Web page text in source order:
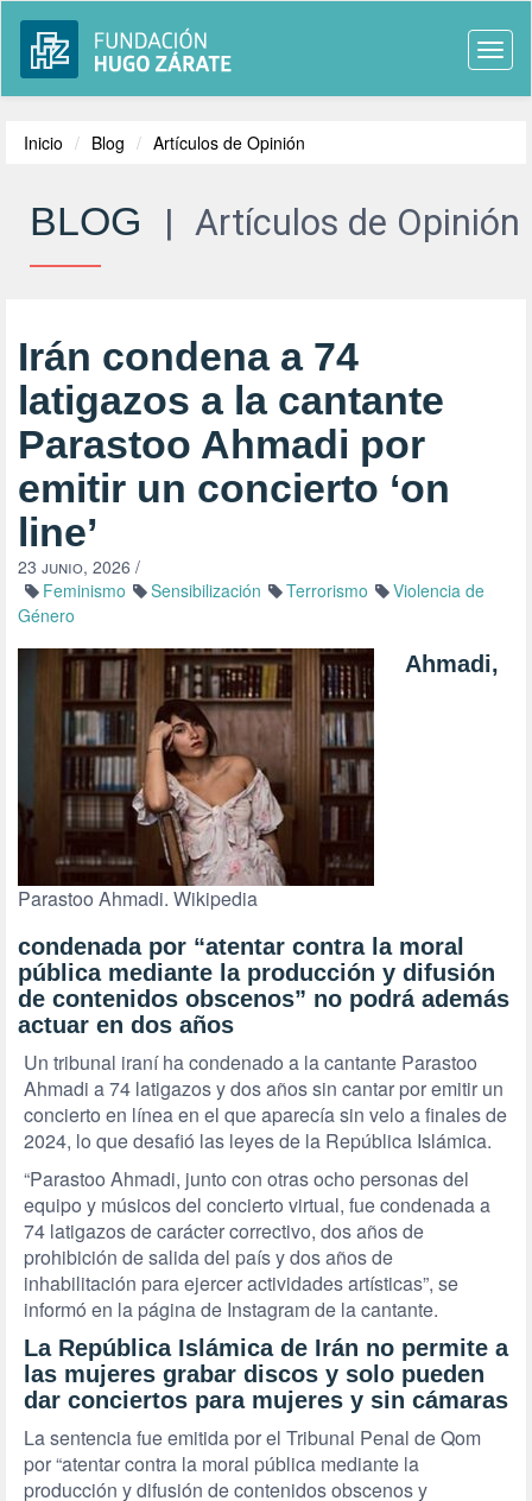
Inicio Blog Artículos de Opinión
BLOG | Artículos de Opinión
Irán condena a 74
latigazos a la cantante
Parastoo Ahmadi por
emitir un concierto ‘on
line’
23 junio, 2026 /
Feminismo
Sensibilización Terrorismo
Violencia de
Género
Parastoo Ahmadi. Wikipedia
Ahmadi,
condenada por “atentar contra la moral
pública mediante la producción y difusión
de contenidos obscenos” no podrá además
actuar en dos años
Un tribunal iraní ha condenado a la cantante Parastoo
Ahmadi a 74 latigazos y dos años sin cantar por emitir un
concierto en línea en el que aparecía sin velo a finales de
2024, lo que desafió las leyes de la República Islámica.
“Parastoo Ahmadi, junto con otras ocho personas del
equipo y músicos del concierto virtual, fue condenada a
74 latigazos de carácter correctivo, dos años de
prohibición de salida del país y dos años de
inhabilitación para ejercer actividades artísticas”, se
informó en la página de Instagram de la cantante.
La República Islámica de Irán no permite a
las mujeres grabar discos y solo pueden
dar conciertos para mujeres y sin cámaras
La sentencia fue emitida por el Tribunal Penal de Qom
por “atentar contra la moral pública mediante la
producción y difusión de contenidos obscenos y